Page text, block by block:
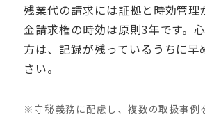
残業代の請求には証拠と時効管理
金請求権の時効は原則3年です。
方は、記録が残っているうちに早
さい。
※守秘義務に配慮し、複数の取扱事例